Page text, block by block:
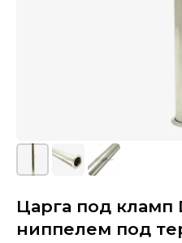
Царга под кламп
ниппелем под
Сопутствующие